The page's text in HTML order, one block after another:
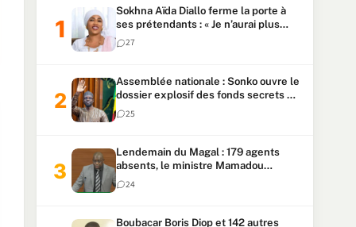
Sokhna Aïda Diallo ferme la porte à
ses prétendants : « Je n’aurai plus
jamais un autre mari »
27
Assemblée nationale : Sonko ouvre le
dossier explosif des fonds secrets et
du patrimoine présidentiel
25
Lendemain du Magal : 179 agents
absents, le ministre Mamadou
Lamine Dianté exige des explications
24
Boubacar Boris Diop et 142 autres